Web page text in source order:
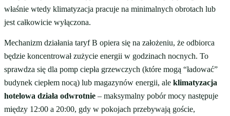
właśnie wtedy klimatyzacja pracuje na minimalnych obrotach lub
jest całkowicie wyłączona.
Mechanizm działania taryf B opiera się na założeniu, że odbiorca
będzie koncentrował zużycie energii w godzinach nocnych. To
sprawdza się dla pomp ciepła grzewczych (które mogą “ładować”
budynek ciepłem nocą) lub magazynów energii, ale klimatyzacja
hotelowa działa odwrotnie – maksymalny pobór mocy następuje
między 12:00 a 20:00, gdy w pokojach przebywają goście,